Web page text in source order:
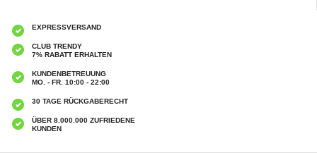
EXPRESSVERSAND
CLUB TRENDY
7% RABATT ERHALTEN
KUNDENBETREUUNG
MO. - FR. 10:00 - 22:00
30 TAGE RÜCKGABERECHT
ÜBER 8.000.000 ZUFRIEDENE
KUNDEN